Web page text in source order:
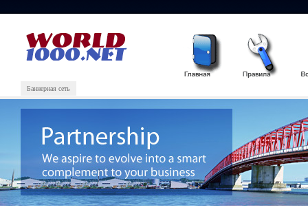
Баннерная сеть